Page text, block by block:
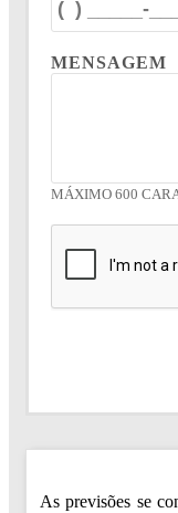
MENSAGEM
MÁXIMO 600
As previsões se